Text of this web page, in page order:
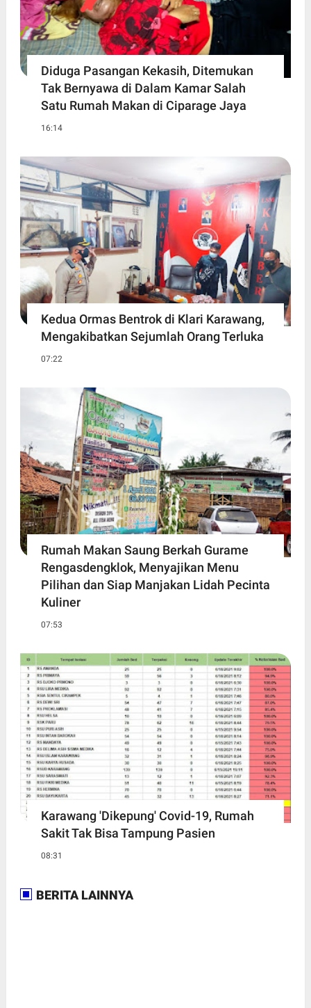
Diduga Pasangan Kekasih, Ditemukan
Tak Bernyawa di Dalam Kamar Salah
Satu Rumah Makan di Ciparage Jaya
16:14
Kedua Ormas Bentrok di Klari Karawang,
Mengakibatkan Sejumlah Orang Terluka
07:22
Rumah Makan Saung Berkah Gurame
Rengasdengklok, Menyajikan Menu
Pilihan dan Siap Manjakan Lidah Pecinta
Kuliner
07:53
Karawang 'Dikepung' Covid-19, Rumah
Sakit Tak Bisa Tampung Pasien
08:31
BERITA LAINNYA